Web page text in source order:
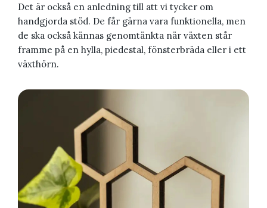
Det är också en anledning till att vi tycker om
handgjorda stöd. De får gärna vara funktionella, men
de ska också kännas genomtänkta när växten står
framme på en hylla, piedestal, fönsterbräda eller i ett
växthörn.